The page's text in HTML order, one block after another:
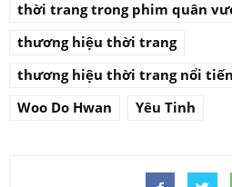
thời trang trong phim quân
thương hiệu thời trang
thương hiệu thời trang nổi
Woo Do Hwan
Yêu Tinh